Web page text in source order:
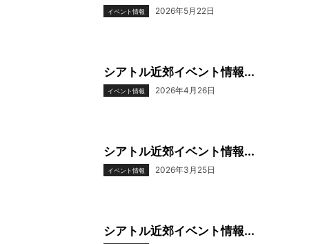
イベント情報 2026年5月22日
シアトル近郊イベント情報...
イベント情報 2026年4月26日
シアトル近郊イベント情報...
イベント情報 2026年3月25日
シアトル近郊イベント情報...